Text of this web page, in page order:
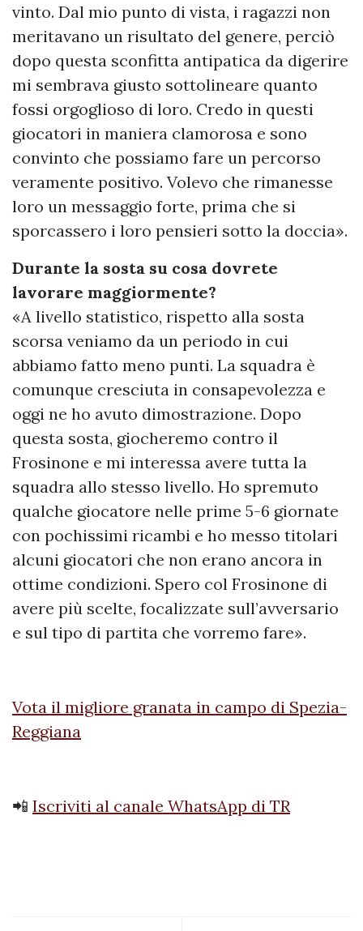
vinto. Dal mio punto di vista, i ragazzi non
meritavano un risultato del genere, perciò
dopo questa sconfitta antipatica da digerire
mi sembrava giusto sottolineare quanto
fossi orgoglioso di loro. Credo in questi
giocatori in maniera clamorosa e sono
convinto che possiamo fare un percorso
veramente positivo. Volevo che rimanesse
loro un messaggio forte, prima che si
sporcassero i loro pensieri sotto la doccia».
Durante la sosta su cosa dovrete
lavorare maggiormente?
«A livello statistico, rispetto alla sosta
scorsa veniamo da un periodo in cui
abbiamo fatto meno punti. La squadra è
comunque cresciuta in consapevolezza e
oggi ne ho avuto dimostrazione. Dopo
questa sosta, giocheremo contro il
Frosinone e mi interessa avere tutta la
squadra allo stesso livello. Ho spremuto
qualche giocatore nelle prime 5-6 giornate
con pochissimi ricambi e ho messo titolari
alcuni giocatori che non erano ancora in
ottime condizioni. Spero col Frosinone di
avere più scelte, focalizzate sull’avversario
e sul tipo di partita che vorremo fare».
Vota il migliore granata in campo di Spezia-
Reggiana
📲 Iscriviti al canale WhatsApp di TR